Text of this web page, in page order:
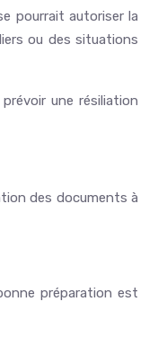
pourrait autoriser la
ou des situations
une résiliation
des documents à
préparation est